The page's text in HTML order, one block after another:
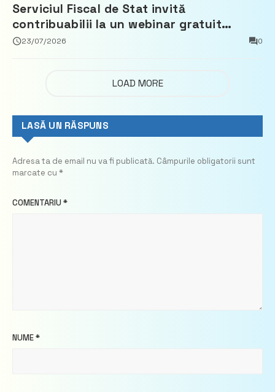
Serviciul Fiscal de Stat invită
contribuabilii la un webinar gratuit
privind calculul impozitului pe bunurile
23/07/2026 0
LOAD MORE
LASĂ UN RĂSPUNS
Adresa ta de email nu va fi publicată. Câmpurile obligatorii sunt
marcate cu *
COMENTARIU *
NUME*